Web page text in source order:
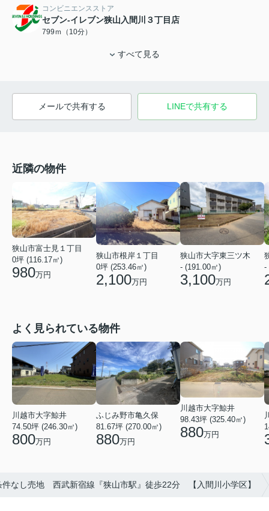
コンビニエンスストア
セブン-イレブン狭山入間川３丁目店
799ｍ（10分）
すべて見る
メールで共有する LINEで共有する
近隣の物件
狭山市富士見１丁目
0坪 (116.17㎡)
980万円
狭山市根岸１丁目
0坪 (253.46㎡)
2,100万円
狭山市大字東三ツ木
- (191.00㎡)
3,100万円
-
よく見られている物件
川越市大字鯨井
74.50坪 (246.30㎡)
800万円
ふじみ野市亀久保
81.67坪 (270.00㎡)
880万円
川越市大字鯨井
98.43坪 (325.40㎡)
880万円
なし売地 西武新宿線『狭山市駅』徒歩22分 【入間川小学区】